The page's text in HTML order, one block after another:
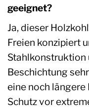
geeignet?
Ja, dieser
Freien konzipiert
Stahlkonstruktion
Beschichtung
eine noch längere
Schutz vor